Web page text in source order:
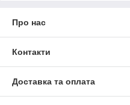
Про нас
Контакти
Доставка та оплата